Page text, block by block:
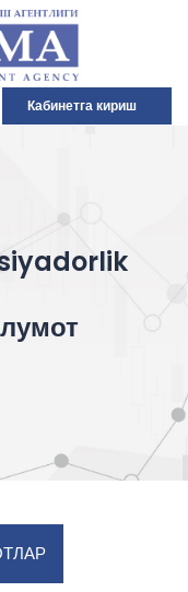
Кабинетга кириш